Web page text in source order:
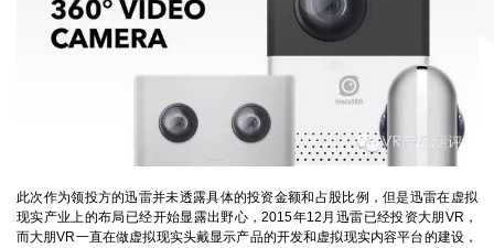
此次作为领投方的迅雷并未透露具体的投资金额和占股比例，但是迅雷在虚拟
现实产业上的布局已经开始显露出野心，2015年12月迅雷已经投资大朋VR，
而大朋VR一直在做虚拟现实头戴显示产品的开发和虚拟现实内容平台的建设，